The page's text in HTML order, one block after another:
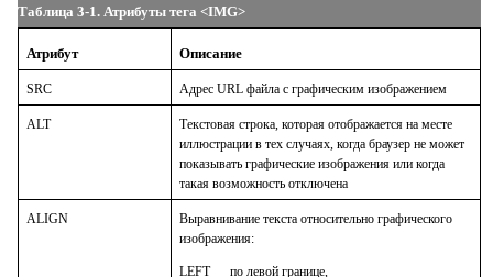
Таблица 3-1. Атрибуты тега <IMG>
Атрибут Описание
SRC Адрес URL файла с графическим изображением
ALT
Текстовая строка, которая отображается на месте
иллюстрации в тех случаях, когда браузер не может
показывать графические изображения или когда
такая возможность отключена
ALIGN
Выравнивание текста относительно графического
изображения:
LEFT по левой границе,